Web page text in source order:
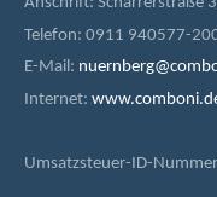
Telefon: 0911 940577-
E-Mail:
Internet:
Umsatzsteuer-ID-